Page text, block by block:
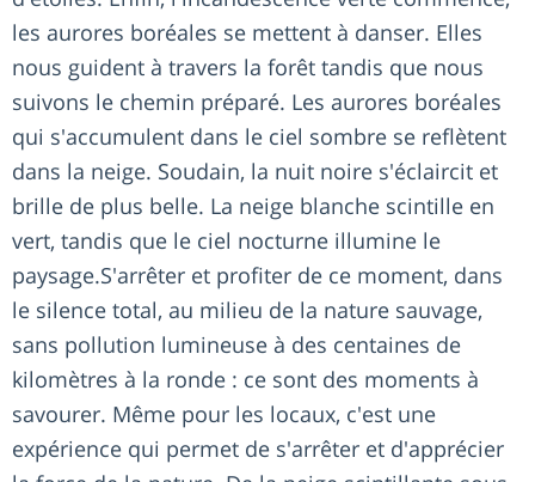
les aurores boréales se mettent à danser. Elles
nous guident à travers la forêt tandis que nous
suivons le chemin préparé. Les aurores boréales
qui s'accumulent dans le ciel sombre se reflètent
dans la neige. Soudain, la nuit noire s'éclaircit et
brille de plus belle. La neige blanche scintille en
vert, tandis que le ciel nocturne illumine le
paysage.S'arrêter et profiter de ce moment, dans
le silence total, au milieu de la nature sauvage,
sans pollution lumineuse à des centaines de
kilomètres à la ronde : ce sont des moments à
savourer. Même pour les locaux, c'est une
expérience qui permet de s'arrêter et d'apprécier